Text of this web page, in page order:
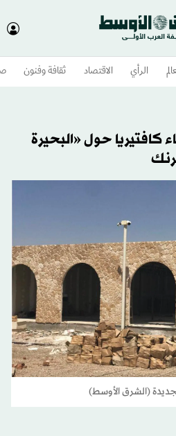
الرأي الاقتصاد ثقافة وفنون
حول «البحيرة
(الشرق الأوسط)